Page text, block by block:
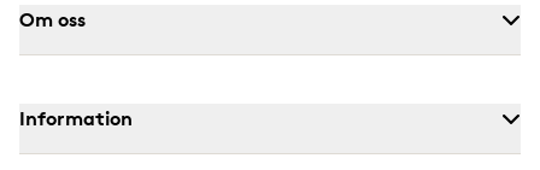
Om oss
Information